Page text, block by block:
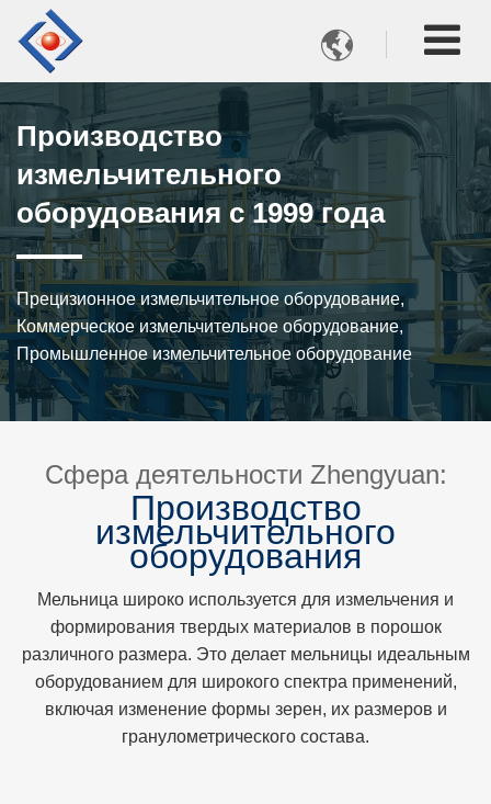

Производство
измельчительного
оборудования с 1999 года
Прецизионное измельчительное оборудование,
Коммерческое измельчительное оборудование,
Промышленное измельчительное оборудование
Сфера деятельности Zhengyuan:
Производство
измельчительного
оборудования
Мельница широко используется для измельчения и
формирования твердых материалов в порошок
различного размера. Это делает мельницы идеальным
оборудованием для широкого спектра применений,
включая изменение формы зерен, их размеров и
гранулометрического состава.